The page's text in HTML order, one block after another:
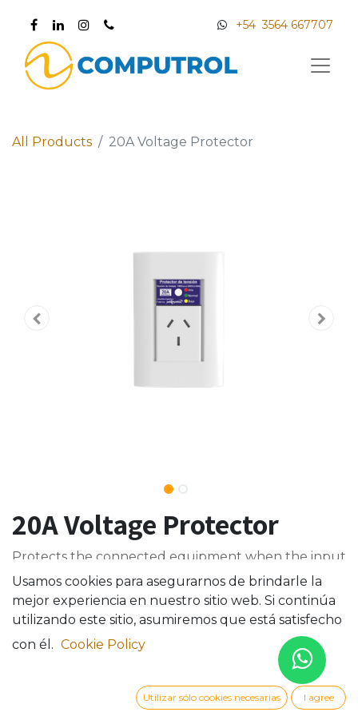
+54 3564 667707
All Products 20A Voltage Protector
20A Voltage Protector
Protects the connected equipment when the input
voltage is hazardous to its proper operation.
Usamos cookies para asegurarnos de brindarle la
mejor experiencia en nuestro sitio web. Si continúa
utilizando este sitio, asumiremos que está satisfecho
con él. Cookie Policy
Utilizar sólo cookies necesarias I agree